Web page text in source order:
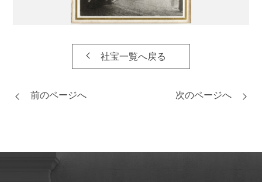
社宝一覧へ戻る
前のページへ 次のページへ